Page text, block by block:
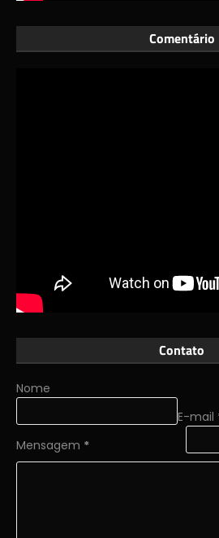
Comentário
Contato
Nome
E-mail
Mensagem *